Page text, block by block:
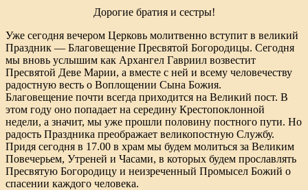
Дорогие братия и сестры!
Уже сегодня вечером Церковь молитвенно вступит в великий
Праздник — Благовещение Пресвятой Богородицы. Сегодня
мы вновь услышим как Архангел Гавриил возвестит
Пресвятой Деве Марии, а вместе с ней и всему человечеству
радостную весть о Воплощении Сына Божия.
Благовещение почти всегда приходится на Великий пост. В
этом году оно попадает на середину Крестопоклонной
недели, а значит, мы уже прошли половину постного пути. Но
радость Праздника преображает великопостную Службу.
Придя сегодня в 17.00 в храм мы будем молиться за Великим
Повечерьем, Утреней и Часами, в которых будем прославлять
Пресвятую Богородицу и неизреченный Промысел Божий о
спасении каждого человека.